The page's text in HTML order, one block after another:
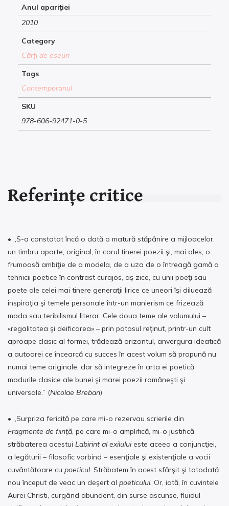
Anul apariției
2010
Category
Cărți de eseuri
Tags
Contemporanul
SKU
978-606-92471-0-5
Referințe critice
• „S-a constatat încă o dată o matură stăpânire a mijloacelor,
un timbru aparte, original, în corul tinerei poezii şi, mai ales, o
frumoasă ambiţie de a modela, de a uza de o întreagă gamă a
tehnicii poetice în contrast curajos, aş zice, cu unii poeţi sau
poete ale celei mai tinere generaţii lirice ce uneori îşi diluează
inspiraţia şi temele personale într-un manierism ce frizează
moda sau teribilismul literar. Cele doua teme ale volumului –
«regalitatea şi deificarea» – prin patosul reţinut, printr-un cult
aproape clasic al formei, trădează orizontul, anvergura ideatică
a autoarei ce încearcă cu succes în acest volum să propună nu
numai teme originale, dar să integreze în arta ei poetică
modurile clasice ale bunei şi marei poezii româneşti şi
universale.” (Nicolae Breban)
• „Surpriza fericită pe care mi-o rezervau scrierile din
Fragmente de fiinţă, pe care mi-o amplifică, mi-o justifică
străbaterea acestui Labirint al exiluluieste aceea a conjuncţiei,
a legăturii – filosofic vorbind – esenţiale şi existenţiale a vocii
cuvântătoare cu poeticul. Străbatem în acest sfârşit şi totodată
nou început de veac un deşert al poeticului. Or, iată, în cuvintele
Aurei Christi, curgând abundent, din surse ascunse, fluidul